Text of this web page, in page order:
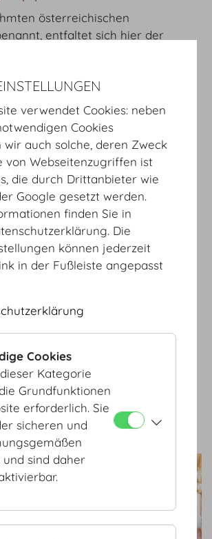
österreichischen
entfaltet sich hier der
im Detail. Der Raum ist ideal
Pax
Pax
verwendet Cookies: neben
Cookies
wir auch solche, deren Zweck
von Webseitenzugriffen ist
die durch Drittanbieter wie
Google gesetzt werden.
finden Sie in
Die
können jederzeit
in der Fußleiste angepasst
Cookies
Kategorie
Grundfunktionen
erforderlich. Sie
sicheren und
und sind daher